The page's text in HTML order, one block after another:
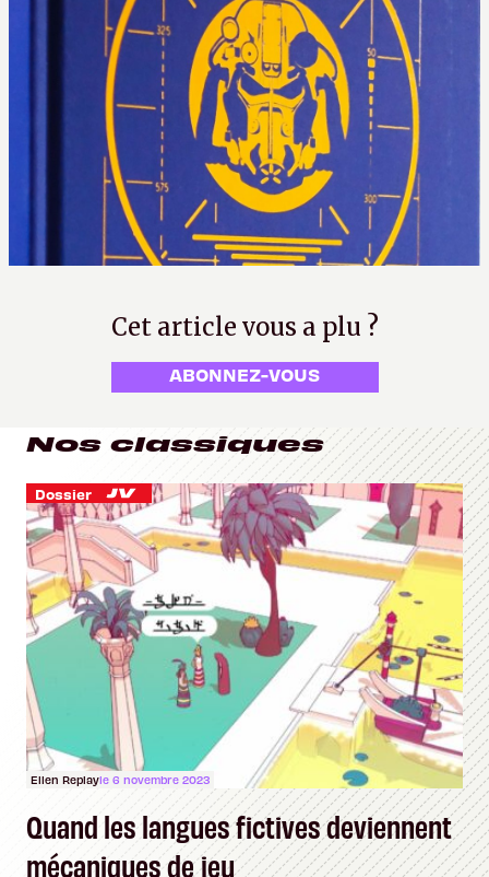
Cet article vous a plu ?
ABONNEZ-VOUS
Nos classiques
Dossier
Ellen Replayle 6 novembre 2023
Quand les langues fictives deviennent
mécaniques de jeu